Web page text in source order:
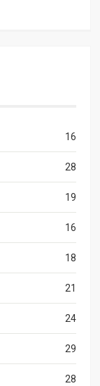
16
28
19
16
18
21
24
29
28